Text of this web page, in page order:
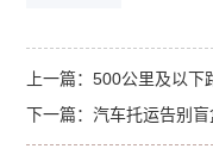
上一篇： 500公里及以下
下一篇： 汽车托运告别